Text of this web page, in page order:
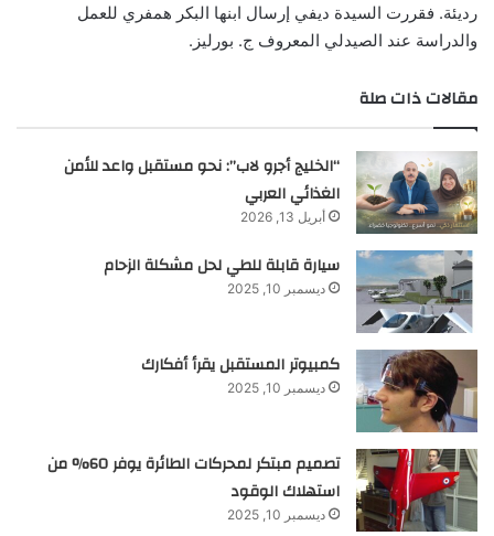
رديئة. فقررت السيدة ديفي إرسال ابنها البكر همفري للعمل
والدراسة عند الصيدلي المعروف ج. بورليز.
مقالات ذات صلة
“الخليج أجرو لاب”: نحو مستقبل واعد للأمن
الغذائي العربي
أبريل 13, 2026
سيارة قابلة للطي لحل مشكلة الزحام
ديسمبر 10, 2025
كمبيوتر المستقبل يقرأ أفكارك
ديسمبر 10, 2025
تصميم مبتكر لمحركات الطائرة يوفر 60% من
استهلاك الوقود
ديسمبر 10, 2025